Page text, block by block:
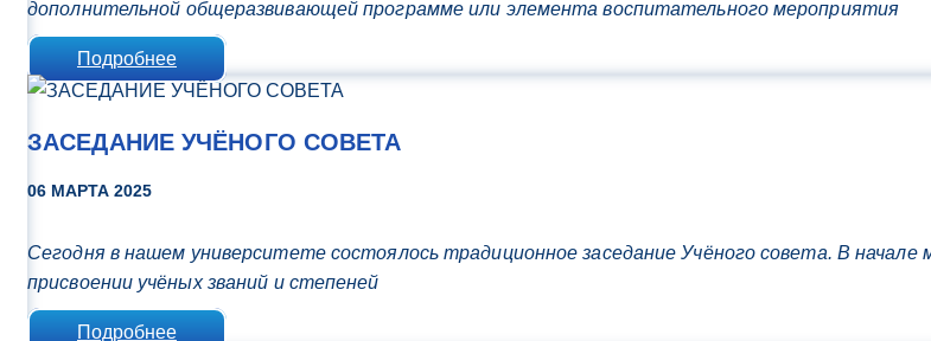
дополнительной общеразвивающей программе или элемента воспитательного мероприятия
Подробнее
ЗАСЕДАНИЕ УЧЁНОГО СОВЕТА
06 МАРТА 2025
Сегодня в нашем университете состоялось традиционное заседание Учёного совета. В
присвоении учёных званий и степеней
Подробнее